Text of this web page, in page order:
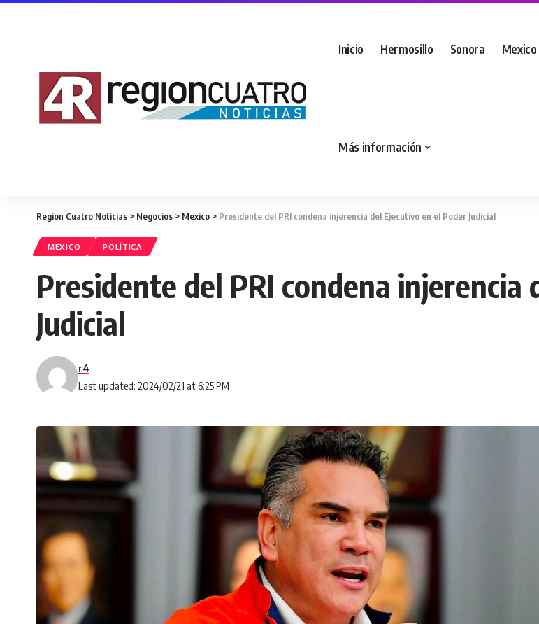
Inicio Hermosillo Sonora Mexico
Más información
Region Cuatro Noticias > Negocios > Mexico > Presidente del PRI condena injerencia del Ejecutivo en el Poder Judicial
MEXICO POLÍTICA
Presidente del PRI condena injerencia
Judicial
Last updated: 2024/02/21 at 6:25 PM
r4